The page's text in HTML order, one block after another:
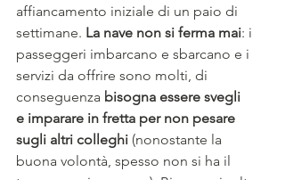
affiancamento iniziale di un paio di
settimane. La nave non si ferma mai: i
passeggeri imbarcano e sbarcano e i
servizi da offrire sono molti, di
conseguenza bisogna essere svegli
e imparare in fretta per non pesare
sugli altri colleghi (nonostante la
buona volontà, spesso non si ha il